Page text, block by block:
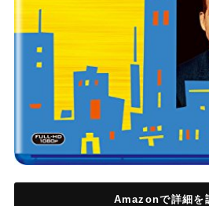
Amazonで詳細を